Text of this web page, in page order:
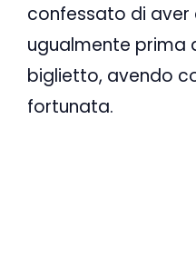
confessato di
ugualmente prima
biglietto, avendo
fortunata.